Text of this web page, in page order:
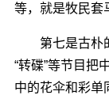
等，就是牧民套
第七是古朴的
“转碟”等节目把
中的花伞和彩单